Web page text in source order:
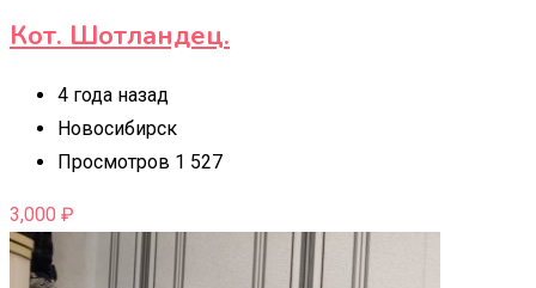
Кот. Шотландец.
4 года назад
Новосибирск
Просмотров 1 527
3,000 ₽